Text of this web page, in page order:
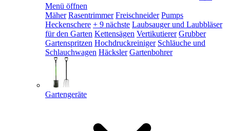
Menü öffnen
Mäher Rasentrimmer Freischneider Pumps
Heckenschere + 9 nächste Laubsauger und Laubbläser
für den Garten Kettensägen Vertikutierer Grubber
Gartenspritzen Hochdruckreiniger Schläuche und
Schlauchwagen Häcksler Gartenbohrer
Gartengeräte